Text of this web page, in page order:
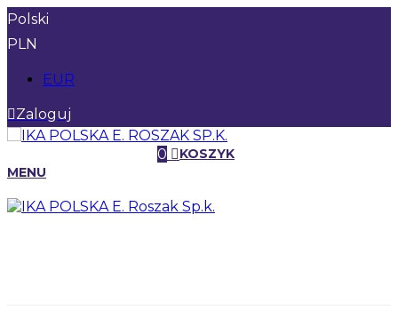
Polski
PLN
EUR
Zaloguj
0
KOSZYK
MENU